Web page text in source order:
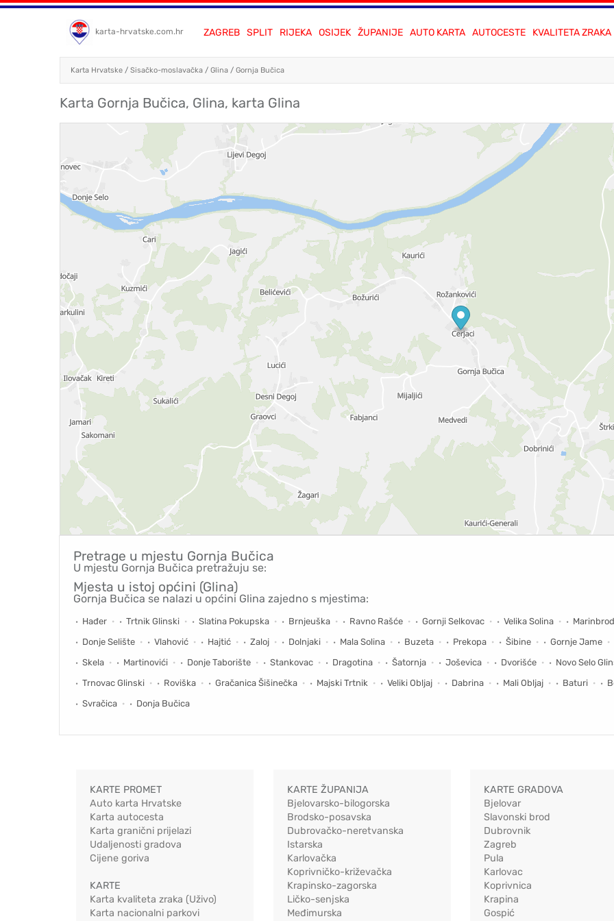
karta-hrvatske.com.hr ZAGREB SPLIT RIJEKA OSIJEK ŽUPANIJE AUTO KARTA AUTOCESTE KVALITETA ZRAKA
Karta Hrvatske / Sisačko-moslavačka / Glina / Gornja Bučica
Karta Gornja Bučica, Glina, karta Glina
Pretrage u mjestu Gornja Bučica
U mjestu Gornja Bučica pretražuju se:
Mjesta u istoj općini (Glina)
Gornja Bučica se nalazi u općini Glina zajedno s mjestima:
Hađer Trtnik Glinski Slatina Pokupska Brnjeuška Ravno Rašće Gornji Selkovac Velika Solina
Marinbrod
Donje Selište
Vlahović Hajtić Zaloj Dolnjaki Mala Solina Buzeta Prekopa Šibine
Gornje Jame
Skela
Martinovići Donje Taborište Stankovac Dragotina Šatornja Joševica Dvorišće
Novo Selo
Trnovac Glinski
Roviška Gračanica Šišinečka Majski Trtnik Veliki Obljaj Dabrina Mali Obljaj Baturi
Svračica
Donja Bučica
KARTE PROMET
Auto karta Hrvatske
Karta autocesta
Karta granični prijelazi
Udaljenosti gradova
Cijene goriva
KARTE
Karta kvaliteta zraka (Uživo)
Karta nacionalni parkovi
KARTE ŽUPANIJA
Bjelovarsko-bilogorska
Brodsko-posavska
Dubrovačko-neretvanska
Istarska
Karlovačka
Koprivničko-križevačka
Krapinsko-zagorska
Ličko-senjska
Međimurska
KARTE GRADOVA
Bjelovar
Slavonski brod
Dubrovnik
Zagreb
Pula
Karlovac
Koprivnica
Krapina
Gospić